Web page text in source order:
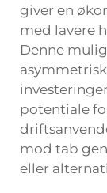
giver en
med lavere
Denne
potentiale
mod tab
eller